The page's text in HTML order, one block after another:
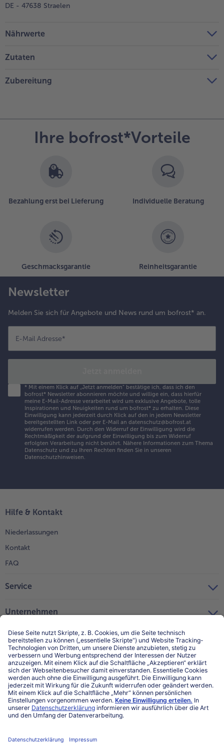
DE - 47638 Straelen
Nährwerte
Zutaten
Zubereitung
Ihre bofrost*Vorteile
Bezahlung erst bei Lieferung Individuelle Beratung
Geschmacksgarantie Reinheitsgarantie
Newsletter
Melden Sie sich für Angebote und News rund um bofrost* an.
E-Mail Adresse*
* Mit einem Klick auf „Jetzt anmelden" bestätige ich, dass ich den
bofrost* Newsletter abonnieren möchte und willige ein, dass hierfür
meine E-Mail-Adresse verarbeitet wird um exklusive Angebote, tolle
Inspirationen und Neuigkeiten rund um bofrost* zu erhalten. Diese
Einwilligung kann jederzeit durch Klick auf den in jedem Newsletter
bereitgestellten Link oder per E-Mail an datenschutz@bofrost.at
widerrufen werden. Durch den Widerruf der Einwilligung wird die
Rechtmäßigkeit der aufgrund der Einwilligung bis zum Widerruf
erfolgten Verarbeitung nicht berührt. Nähere Informationen zum Thema
Datenschutz und zu Ihren Rechten finden Sie in unseren
Datenschutzhinweisen.
Hilfe & Kontakt
Niederlassungen
Kontakt
FAQ
Service
Unternehmen
Über uns